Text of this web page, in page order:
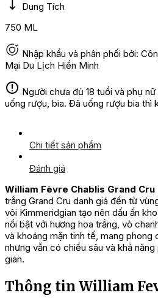
Dung Tích
750 ML
Nhập khẩu và phân phối bởi:
Mại Du Lịch Hiền Minh
Người chưa đủ 18 tuổi và phụ
uống rượu, bia. Đã uống rượu bia thì
Chi tiết sản phẩm
Đánh giá
William Fèvre Chablis Grand
trắng Grand Cru danh giá đến từ
vôi Kimmeridgian tạo nên dấu ấn
nổi bật với hương hoa trắng, vỏ
và khoáng mặn tinh tế, mang phong
nhưng vẫn có chiều sâu và khả
gian.
Thông tin William